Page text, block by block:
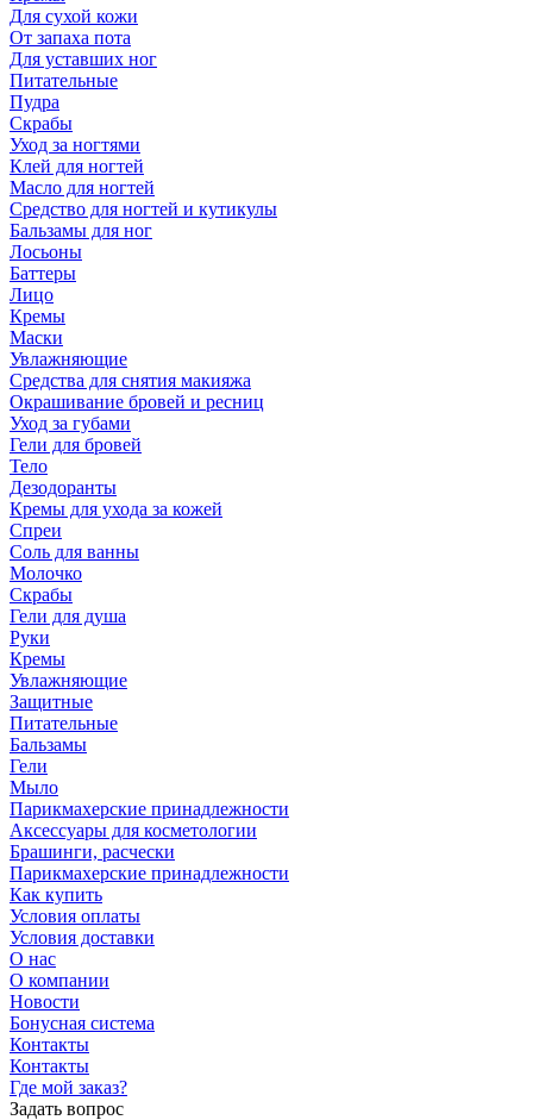
Для сухой кожи
От запаха пота
Для уставших ног
Питательные
Пудра
Скрабы
Уход за ногтями
Клей для ногтей
Масло для ногтей
Средство для ногтей и кутикулы
Бальзамы для ног
Лосьоны
Баттеры
Лицо
Кремы
Маски
Увлажняющие
Средства для снятия макияжа
Окрашивание бровей и ресниц
Уход за губами
Гели для бровей
Тело
Дезодоранты
Кремы для ухода за кожей
Спреи
Соль для ванны
Молочко
Скрабы
Гели для душа
Руки
Кремы
Увлажняющие
Защитные
Питательные
Бальзамы
Гели
Мыло
Парикмахерские принадлежности
Аксессуары для косметологии
Брашинги, расчески
Парикмахерские принадлежности
Как купить
Условия оплаты
Условия доставки
О нас
О компании
Новости
Бонусная система
Контакты
Контакты
Где мой заказ?
Задать вопрос